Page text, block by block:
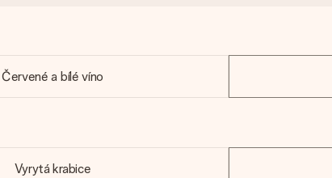
Červené a bílé víno
Vyrytá krabice